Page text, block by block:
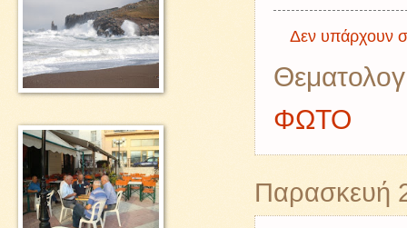
Δεν υπάρχουν
ΦΩΤΟ
Παρασκευή